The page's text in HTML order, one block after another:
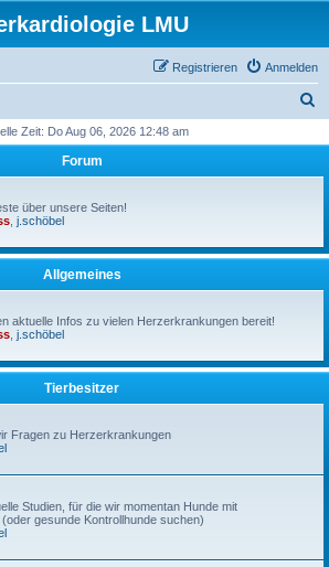
LMU
Anmelden
Registrieren
h
Zeit: Do Aug 06, 2026 12:48 am
Forum
über unsere Seiten!
j.schöbel
Allgemeines
aktuelle Infos zu vielen Herzerkrankungen bereit!
j.schöbel
Tierbesitzer
Fragen zu Herzerkrankungen
Studien, für die wir momentan Hunde mit
gesunde Kontrollhunde suchen)